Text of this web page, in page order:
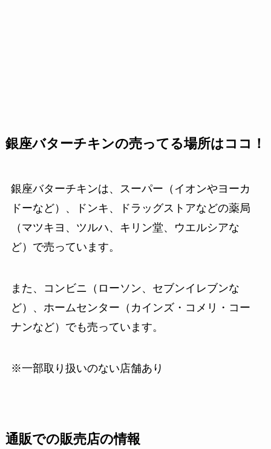
銀座バターチキンの売ってる場所はココ！
銀座バターチキンは、スーパー（イオンやヨーカ
ドーなど）、ドンキ、ドラッグストアなどの薬局
（マツキヨ、ツルハ、キリン堂、ウエルシアな
ど）で売っています。
また、コンビニ（ローソン、セブンイレブンな
ど）、ホームセンター（カインズ・コメリ・コー
ナンなど）でも売っています。
※一部取り扱いのない店舗あり
通販での販売店の情報